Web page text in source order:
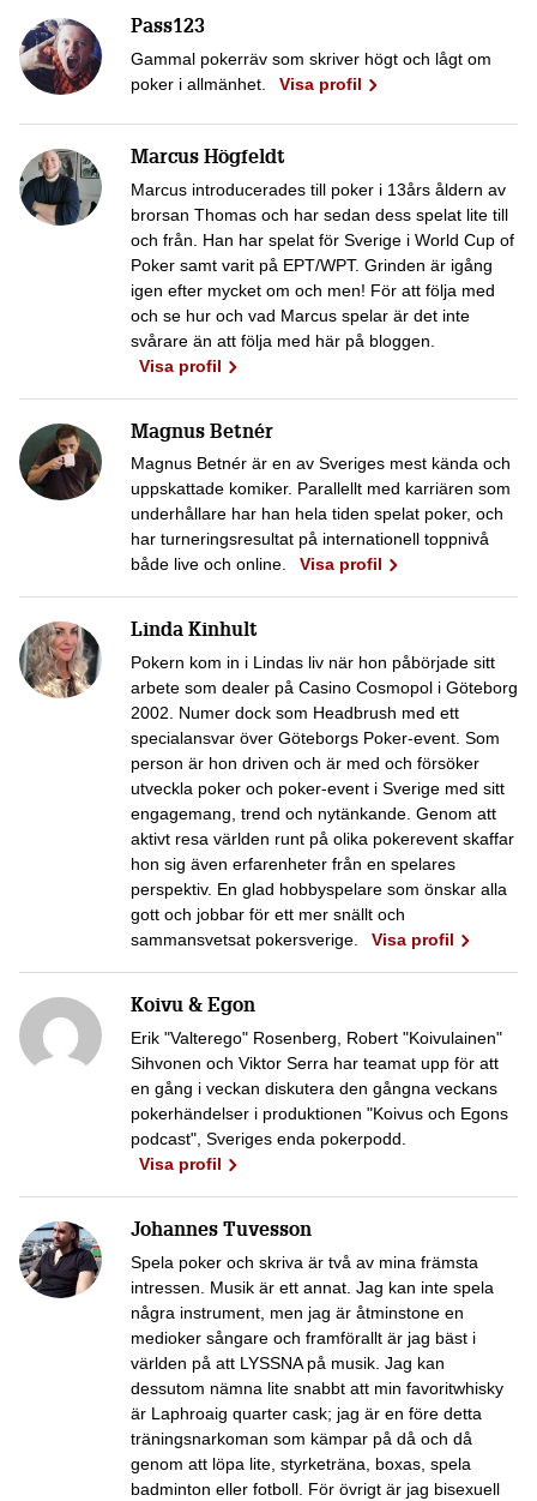
Pass123
Gammal pokerräv som skriver högt och lågt om
poker i allmänhet.
Visa profil
Marcus Högfeldt
Marcus introducerades till poker i 13års åldern av
brorsan Thomas och har sedan dess spelat lite till
och från. Han har spelat för Sverige i World Cup of
Poker samt varit på EPT/WPT. Grinden är igång
igen efter mycket om och men! För att följa med
och se hur och vad Marcus spelar är det inte
svårare än att följa med här på bloggen.
Visa profil
Magnus Betnér
Magnus Betnér är en av Sveriges mest kända och
uppskattade komiker. Parallellt med karriären som
underhållare har han hela tiden spelat poker, och
har turneringsresultat på internationell toppnivå
både live och online.
Visa profil
Linda Kinhult
Pokern kom in i Lindas liv när hon påbörjade sitt
arbete som dealer på Casino Cosmopol i Göteborg
2002. Numer dock som Headbrush med ett
specialansvar över Göteborgs Poker-event. Som
person är hon driven och är med och försöker
utveckla poker och poker-event i Sverige med sitt
engagemang, trend och nytänkande. Genom att
aktivt resa världen runt på olika pokerevent skaffar
hon sig även erfarenheter från en spelares
perspektiv. En glad hobbyspelare som önskar alla
gott och jobbar för ett mer snällt och
sammansvetsat pokersverige.
Visa profil
Koivu & Egon
Erik "Valterego" Rosenberg, Robert "Koivulainen"
Sihvonen och Viktor Serra har teamat upp för att
en gång i veckan diskutera den gångna veckans
pokerhändelser i produktionen "Koivus och Egons
podcast", Sveriges enda pokerpodd.
Visa profil
Johannes Tuvesson
Spela poker och skriva är två av mina främsta
intressen. Musik är ett annat. Jag kan inte spela
några instrument, men jag är åtminstone en
medioker sångare och framförallt är jag bäst i
världen på att LYSSNA på musik. Jag kan
dessutom nämna lite snabbt att min favoritwhisky
är Laphroaig quarter cask; jag är en före detta
träningsnarkoman som kämpar på då och då
genom att löpa lite, styrketräna, boxas, spela
badminton eller fotboll. För övrigt är jag bisexuell